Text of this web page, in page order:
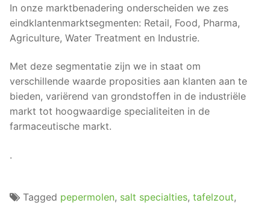
In onze marktbenadering onderscheiden we zes
eindklantenmarktsegmenten: Retail, Food, Pharma,
Agriculture, Water Treatment en Industrie.
Met deze segmentatie zijn we in staat om
verschillende waarde proposities aan klanten aan te
bieden, variërend van grondstoffen in de industriële
markt tot hoogwaardige specialiteiten in de
farmaceutische markt.
.
Tagged pepermolen, salt specialties, tafelzout,